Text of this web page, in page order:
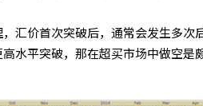
汇价首次突破后，通常会发生多次
水平突破，那在超买市场中做空